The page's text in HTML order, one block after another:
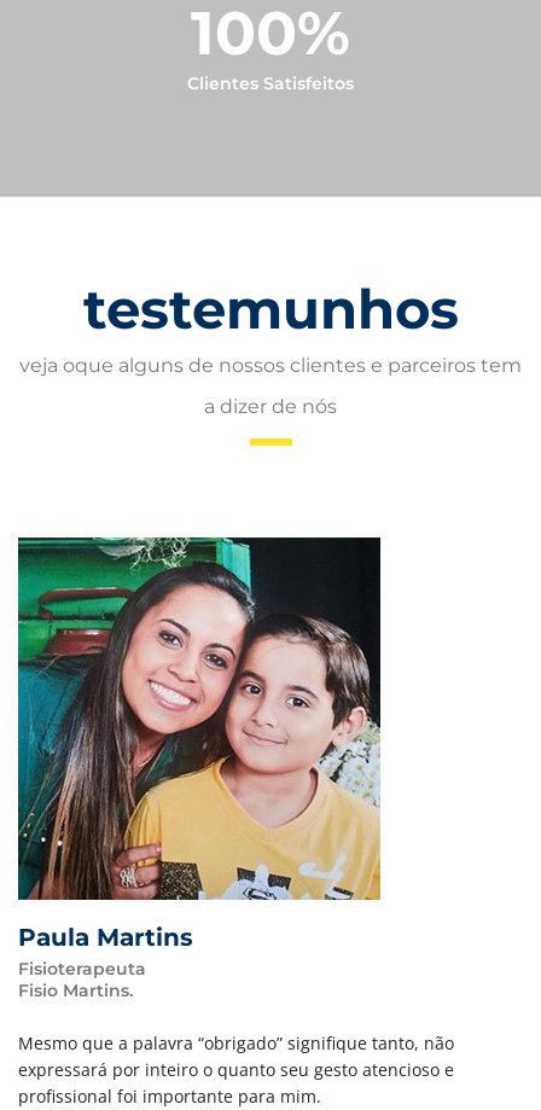
100%
Clientes Satisfeitos
testemunhos
veja oque alguns de nossos clientes e parceiros tem
a dizer de nós
Paula Martins
Fisioterapeuta
Fisio Martins.
Mesmo que a palavra “obrigado” signifique tanto, não
expressará por inteiro o quanto seu gesto atencioso e
profissional foi importante para mim.